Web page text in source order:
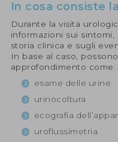
In cosa consiste
Durante la visita
informazioni sui
storia clinica e sugli
In base al caso,
approfondimento come:
esame delle urine
urinocoltura
ecografia
uroflussimetria